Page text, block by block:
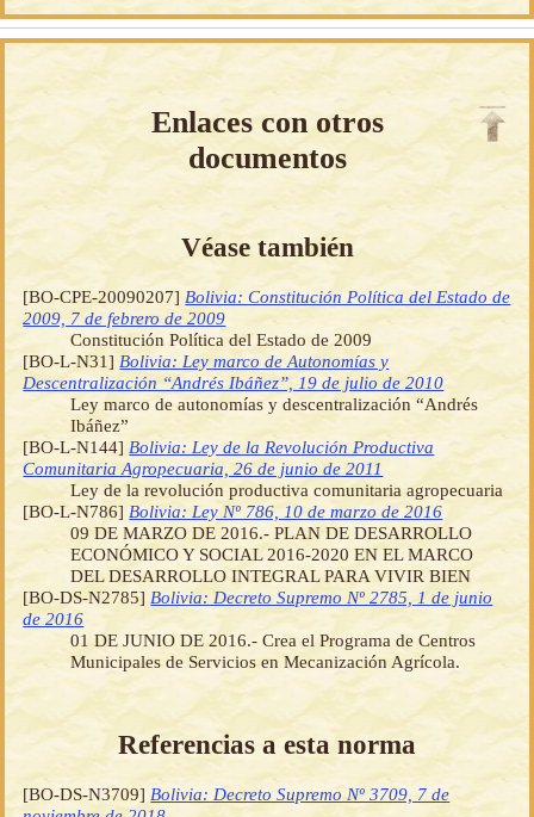
Enlaces con otros
documentos
Véase también
[BO-CPE-20090207]Bolivia: Constitución Política del Estado de
2009, 7 de febrero de 2009
Constitución Política del Estado de 2009
[BO-L-N31]Bolivia: Ley marco de Autonomías y
Descentralización “Andrés Ibáñez”, 19 de julio de 2010
Ley marco de autonomías y descentralización “Andrés
Ibáñez”
[BO-L-N144]Bolivia: Ley de la Revolución Productiva
Comunitaria Agropecuaria, 26 de junio de 2011
Ley de la revolución productiva comunitaria agropecuaria
[BO-L-N786]Bolivia: Ley Nº 786, 10 de marzo de 2016
09 DE MARZO DE 2016.- PLAN DE DESARROLLO
ECONÓMICO Y SOCIAL 2016-2020 EN EL MARCO
DEL DESARROLLO INTEGRAL PARA VIVIR BIEN
[BO-DS-N2785]Bolivia: Decreto Supremo Nº 2785, 1 de junio
de 2016
01 DE JUNIO DE 2016.- Crea el Programa de Centros
Municipales de Servicios en Mecanización Agrícola.
Referencias a esta norma
[BO-DS-N3709] Bolivia: Decreto Supremo Nº 3709, 7 de